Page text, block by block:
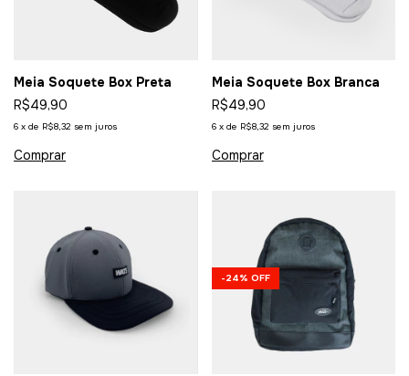
Meia Soquete Box Preta
R$49,90
6 x de R$8,32 sem juros
Meia Soquete Box Branca
R$49,90
6 x de R$8,32 sem juros
-24% OFF